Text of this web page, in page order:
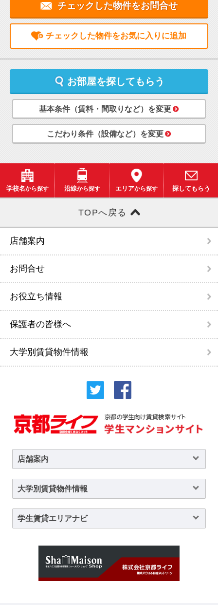
チェックした物件をお問合せ
チェックした物件をお気に入りに追加
お部屋を探してもらう
基本条件（賃料・間取りなど）を変更
こだわり条件（設備など）を変更
学校名から探す 沿線から探す エリアから探す 探してもらう
TOPへ戻る
店舗案内
お問合せ
お役立ち情報
保護者の皆様へ
大学別賃貸物件情報
店舗案内
大学別賃貸物件情報
学生賃貸エリアナビ